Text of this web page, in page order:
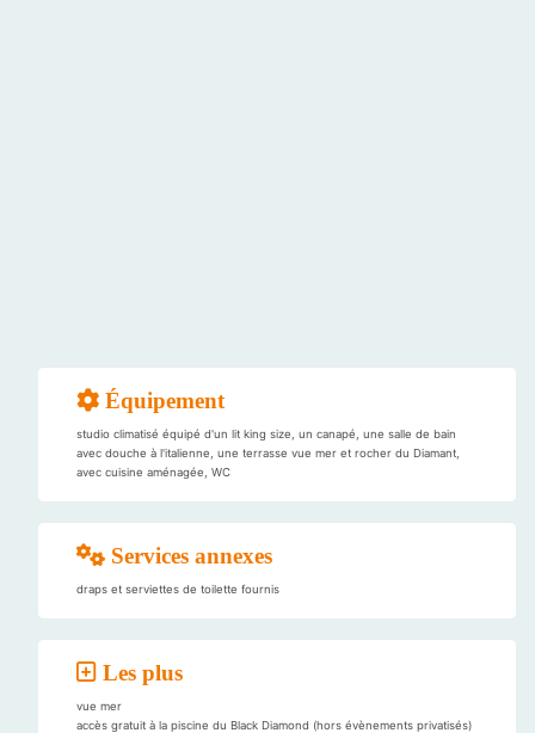
Équipement
studio climatisé équipé d'un lit king size, un canapé, une salle de bain
avec douche à l'italienne, une terrasse vue mer et rocher du Diamant,
avec cuisine aménagée, WC
Services annexes
draps et serviettes de toilette fournis
Les plus
vue mer
accès gratuit à la piscine du Black Diamond (hors évènements privatisés)